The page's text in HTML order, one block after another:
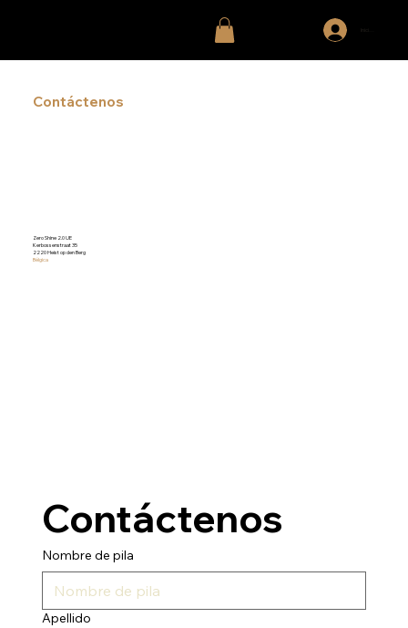
Contáctenos
Zero Shine 2.0 UE
Kerbossenstraat 35
2220 Heist op den Berg
Bélgica
Contáctenos
Nombre de pila
Apellido